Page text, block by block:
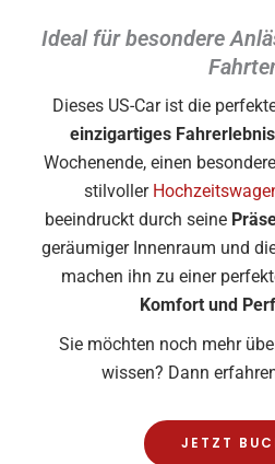
Ideal für besondere
Dieses US-Car ist die
einzigartiges Fahrerlebnis
Wochenende, einen
stilvoller
beeindruckt durch seine
geräumiger Innenraum und
machen ihn zu einer
Komfort und
Sie möchten noch mehr
wissen? Dann
JETZT